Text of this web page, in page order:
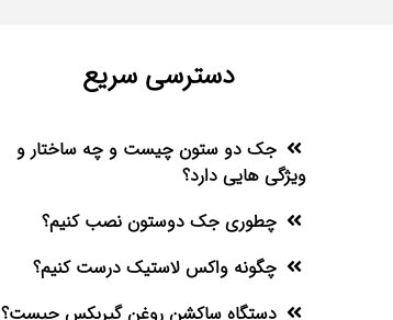
دسترسی سریع
جک دو ستون چیست و چه ساختار و
ویژگی هایی دارد؟
چطوری جک دوستون نصب کنیم؟
چگونه واکس لاستیک درست کنیم؟